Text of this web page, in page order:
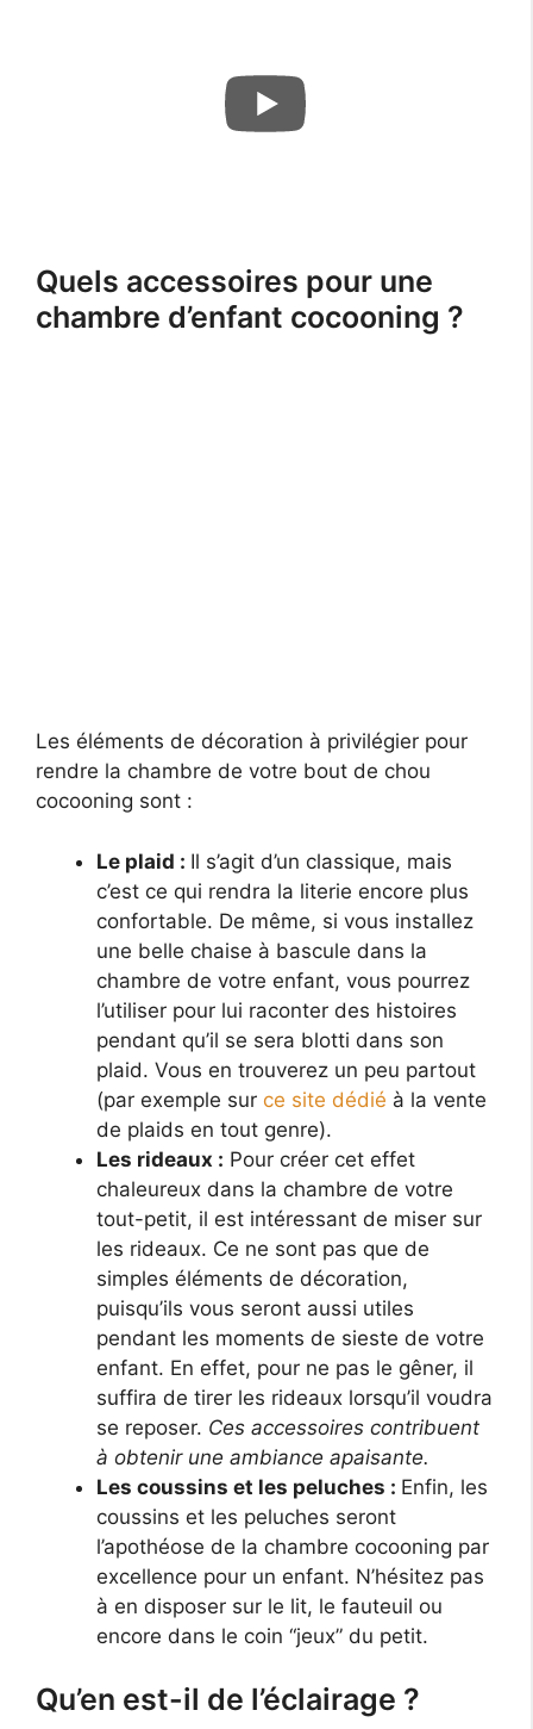
Quels accessoires pour une
chambre d’enfant cocooning ?
Les éléments de décoration à privilégier pour
rendre la chambre de votre bout de chou
cocooning sont :
Le plaid : Il s’agit d’un classique, mais
c’est ce qui rendra la literie encore plus
confortable. De même, si vous installez
une belle chaise à bascule dans la
chambre de votre enfant, vous pourrez
l’utiliser pour lui raconter des histoires
pendant qu’il se sera blotti dans son
plaid. Vous en trouverez un peu partout
(par exemple sur ce site dédié à la vente
de plaids en tout genre).
Les rideaux : Pour créer cet effet
chaleureux dans la chambre de votre
tout-petit, il est intéressant de miser sur
les rideaux. Ce ne sont pas que de
simples éléments de décoration,
puisqu’ils vous seront aussi utiles
pendant les moments de sieste de votre
enfant. En effet, pour ne pas le gêner, il
suffira de tirer les rideaux lorsqu’il voudra
se reposer. Ces accessoires contribuent
à obtenir une ambiance apaisante.
Les coussins et les peluches : Enfin, les
coussins et les peluches seront
l’apothéose de la chambre cocooning par
excellence pour un enfant. N’hésitez pas
à en disposer sur le lit, le fauteuil ou
encore dans le coin “jeux” du petit.
Qu’en est-il de l’éclairage ?